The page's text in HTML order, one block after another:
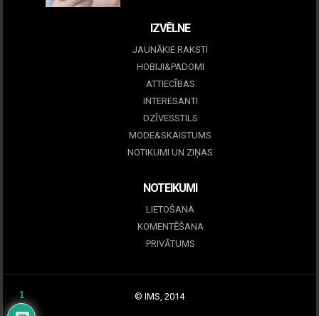
IZVĒLNE
JAUNĀKIE RAKSTI
HOBIJI&PADOMI
ATTIECĪBAS
INTERESANTI
DZĪVESSTILS
MODE&SKAISTUMS
NOTIKUMI UN ZIŅAS
NOTEIKUMI
LIETOŠANA
KOMENTĒŠANA
PRIVĀTUMS
© IMS, 2014
1